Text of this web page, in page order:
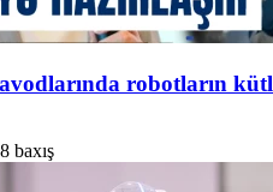
robotların
baxış